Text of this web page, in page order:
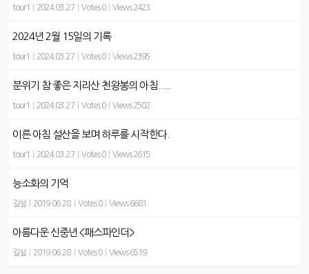
tour1 2024.03.27 Votes 0 Views 2423
2024년 2월 15일의 기록
tour1 2024.03.27 Votes 0 Views 2395
분위기 참 좋은 지리산 천왕봉의 아침......
tour1 2024.03.27 Votes 0 Views 2502
이른 아침 설산을 보며 하루를 시작한다.
tour1 2024.03.27 Votes 0 Views 2615
능소화의 기억
길섶 2019.06.28 Votes 0 Views 6681
아름다운 신중년 <패스파인더>
길섶 2019.06.28 Votes 0 Views 6519